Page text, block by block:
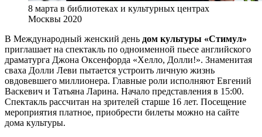
8 марта в библиотеках и культурных центрах
Москвы 2020
В Международный женский день дом культуры «Стимул»
приглашает на спектакль по одноименной пьесе английского
драматурга Джона Оксенфорда «Хелло, Долли!». Знаменитая
сваха Долли Леви пытается устроить личную жизнь
овдовевшего миллионера. Главные роли исполняют Евгений
Васкевич и Татьяна Ларина. Начало представления в 15:00.
Спектакль рассчитан на зрителей старше 16 лет. Посещение
мероприятия платное, приобрести билеты можно на сайте
дома культуры.